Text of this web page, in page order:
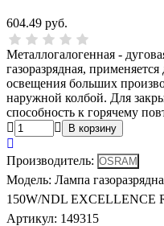
604.49 руб.
Металлогалогенная -
газоразрядная,
освещения больших
наружной колбой. Для
способность к горячему
Производитель:
Модель: Лампа
150W/NDL EXCELLENCE
Артикул: 149315